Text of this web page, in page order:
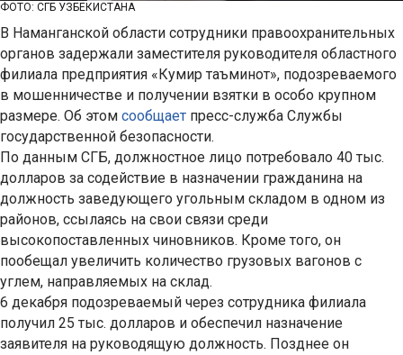
ФОТО: СГБ УЗБЕКИСТАНА
В Наманганской области сотрудники правоохранительных
органов задержали заместителя руководителя областного
филиала предприятия «Кумир таъминот», подозреваемого
в мошенничестве и получении взятки в особо крупном
размере. Об этом сообщает пресс-служба Службы
государственной безопасности.
По данным СГБ, должностное лицо потребовало 40 тыс.
долларов за содействие в назначении гражданина на
должность заведующего угольным складом в одном из
районов, ссылаясь на свои связи среди
высокопоставленных чиновников. Кроме того, он
пообещал увеличить количество грузовых вагонов с
углем, направляемых на склад.
6 декабря подозреваемый через сотрудника филиала
получил 25 тыс. долларов и обеспечил назначение
заявителя на руководящую должность. Позднее он